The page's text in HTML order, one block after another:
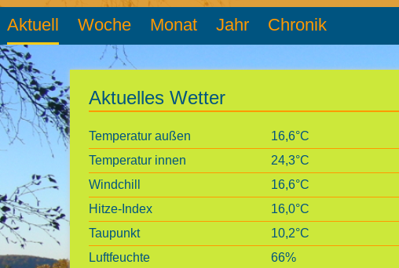
Aktuell Woche Monat Jahr Chronik
Aktuelles Wetter
Temperatur außen
16,6°C
Temperatur innen
24,3°C
Windchill
16,6°C
Hitze-Index
16,0°C
Taupunkt
10,2°C
Luftfeuchte
66%